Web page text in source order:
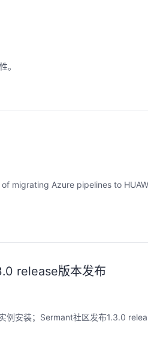
。
migrating Azure pipelines to
release版本发布
例安装；Sermant社区发布1.3.0